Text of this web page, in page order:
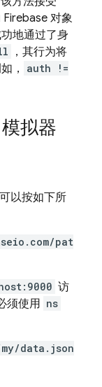
对象
地通过了身
，其行为将
，
auth !=
模拟器
以按如下所
pat
访
须使用 ns
data.json